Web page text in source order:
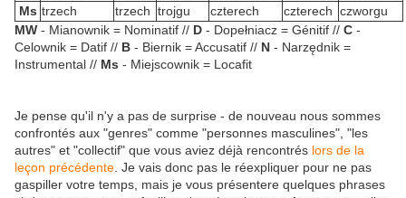
Ms trzech trzech trojgu czterech czterech czworgu
MW - Mianownik = Nominatif // D - Dopełniacz = Génitif // C -
Celownik = Datif // B - Biernik = Accusatif // N - Narzędnik =
Instrumental // Ms - Miejscownik = Locafit
Je pense qu'il n'y a pas de surprise - de nouveau nous sommes
confrontés aux "genres" comme "personnes masculines", "les
autres" et "collectif" que vous aviez déjà rencontrés lors de la
leçon précédente . Je vais donc pas le réexpliquer pour ne pas
gaspiller votre temps, mais je vous présentere quelques phrases